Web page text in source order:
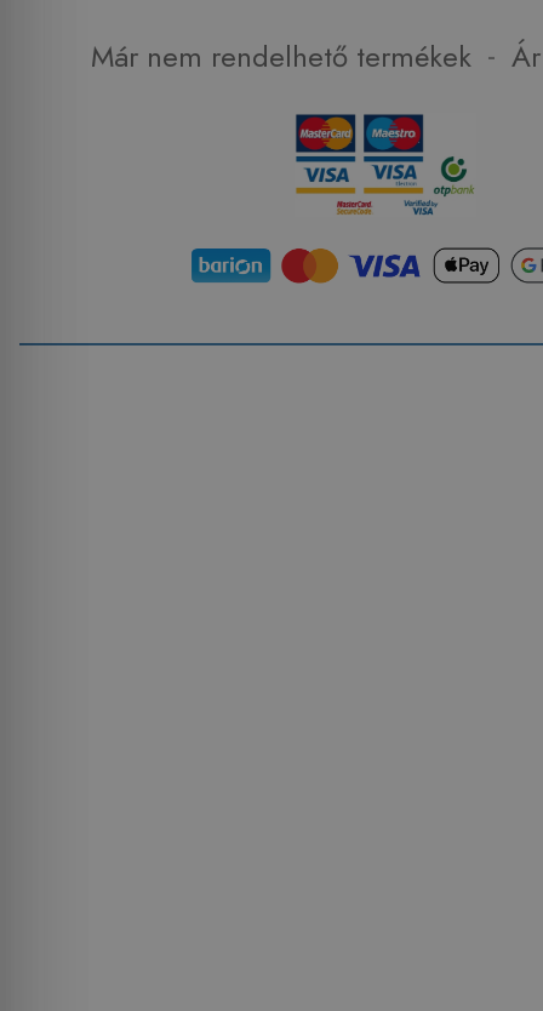
Már nem rendelhető termékek -